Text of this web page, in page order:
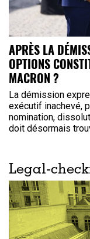
APRÈS LA
OPTIONS
MACRON ?
La démission
exécutif inachevé,
nomination,
doit désormais
Legal-